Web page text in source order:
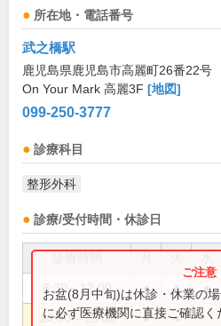
所在地・電話番号
武之橋駅
鹿児島県鹿児島市高麗町26番22号
On Your Mark 高麗3F [地図]
099-250-3777
診療科目
整形外科
診療/受付時間・休診日
8:30～12:00 ● ● ●
14:30～18:00 ● ●
お盆(8月中旬)は休診・休業の
に必ず医療機関に直接ご確認く